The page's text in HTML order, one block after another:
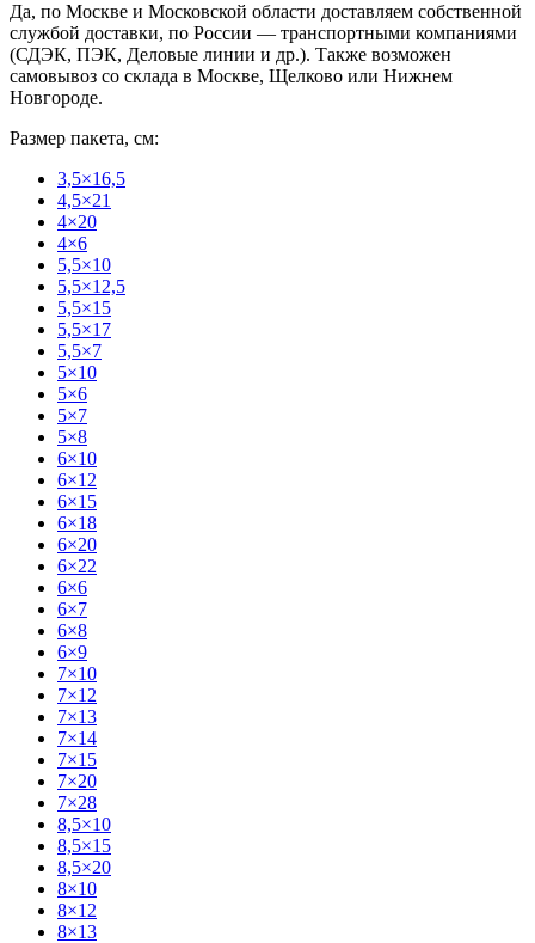
Да, по Москве и Московской области доставляем собственной
службой доставки, по России — транспортными компаниями
(СДЭК, ПЭК, Деловые линии и др.). Также возможен
самовывоз со склада в Москве, Щелково или Нижнем
Новгороде.
Размер пакета, см:
3,5×16,5
4,5×21
4×20
4×6
5,5×10
5,5×12,5
5,5×15
5,5×17
5,5×7
5×10
5×6
5×7
5×8
6×10
6×12
6×15
6×18
6×20
6×22
6×6
6×7
6×8
6×9
7×10
7×12
7×13
7×14
7×15
7×20
7×28
8,5×10
8,5×15
8,5×20
8×10
8×12
8×13